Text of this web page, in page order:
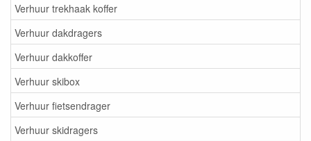
Verhuur trekhaak koffer
Verhuur dakdragers
Verhuur dakkoffer
Verhuur skibox
Verhuur fietsendrager
Verhuur skidragers